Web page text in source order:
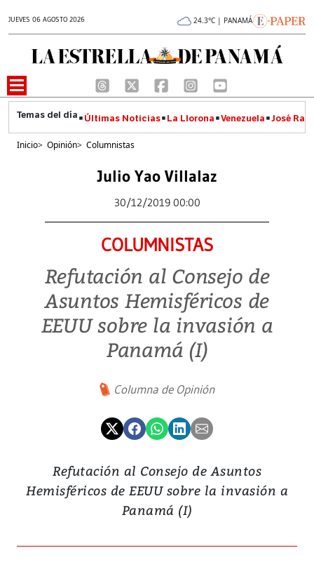
JUEVES 06 AGOSTO 2026 24.3°C | PANAMÁ
Últimas Noticias La Llorona Venezuela José
Inicio> Opinión> Columnistas
Julio Yao Villalaz
30/12/2019 00:00
COLUMNISTAS
Refutación al Consejo de
Asuntos Hemisféricos de
EEUU sobre la invasión a
Panamá (I)
Columna de Opinión
Refutación al Consejo de Asuntos
Hemisféricos de EEUU sobre la invasión a
Panamá (I)